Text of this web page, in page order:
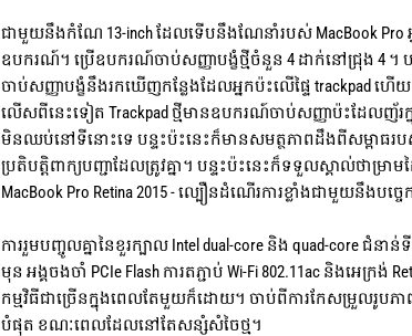
ជាមួយនឹងកំណែ 13-inch ដែលទើបនឹងណែនាំរបស់ MacBook Pro
ឧបករណ៍។ ប្រើឧបករណ៍ចាប់សញ្ញាបង្ខំថ្មីចំនួន 4 ដាក់នៅជ្រុង 4 ។
ចាប់សញ្ញាបង្ខំនឹងរកឃើញកន្លែងដែលអ្នកប៉ះលើផ្ទៃ trackpad ហ
លើសពីនេះទៀត Trackpad ថ្មីមានឧបករណ៍ចាប់សញ្ញាប៉ះដែលញ័
មិនឈប់នៅទីនោះទេ បន្ទះប៉ះនេះក៏មានសមត្ថភាពដឹងពីសម្ពាធរប
ប្រតិបត្តិពាក្យបញ្ជាដែលត្រូវគ្នា។ បន្ទះប៉ះនេះក៏ទទួលស្គាល់ថាម្រាម
MacBook Pro Retina 2015 - ល្បឿនដំណើរការខ្លាំងជាមួយនឹងបច្ចេក
ការរួមបញ្ចូលគ្នានៃខួរក្បាល Intel dual-core និង quad-core ជំ
មុន អង្គចងចាំ PCIe Flash ការតភ្ជាប់ Wi-Fi 802.11ac និងអេ
កម្មវិធីជាច្រើនក្នុងពេលតែមួយក៏ដោយ។ ចាប់ពីការកែសម្រួលរូប
បំផុត ខណៈពេលដែលនៅតែសន្សំសំចៃថ្ម។